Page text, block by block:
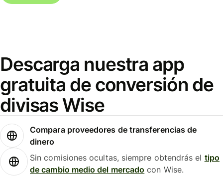
Descarga nuestra app
gratuita de conversión de
divisas Wise
Compara proveedores de transferencias de
dinero
Sin comisiones ocultas, siempre obtendrás el tipo
de cambio medio del mercado con Wise.